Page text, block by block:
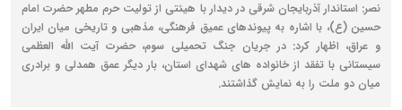
نصر: استاندار آذربایجان شرقی در دیدار با هیئتی از تولیت حرم مطهر حضرت امام
حسین (ع)، با اشاره به پیوندهای عمیق فرهنگی، مذهبی و تاریخی میان ایران
و عراق، اظهار کرد: در جریان جنگ تحمیلی سوم، حضرت آیت‌ الله العظمی
سیستانی با تفقد از خانواده‌ های شهدای استان، بار دیگر عمق همدلی و برادری
میان دو ملت را به نمایش گذاشتند.